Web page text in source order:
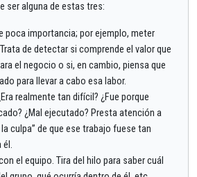
ser alguna de estas tres:
poca importancia; por ejemplo, meter
de detectar si comprende el valor que
el negocio o si, en cambio, piensa que
para llevar a cabo esa labor.
realmente tan difícil? ¿Fue porque
¿Mal ejecutado? Presta atención a
culpa” de que ese trabajo fuese tan
él.
el equipo. Tira del hilo para saber cuál